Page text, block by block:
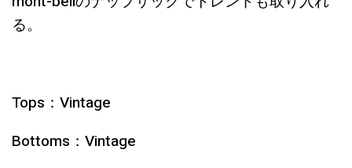
る。
Tops：Vintage
Bottoms：Vintage